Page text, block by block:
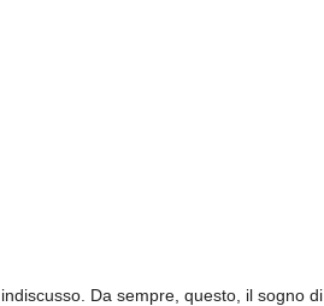
Da sempre, questo, il sogno di